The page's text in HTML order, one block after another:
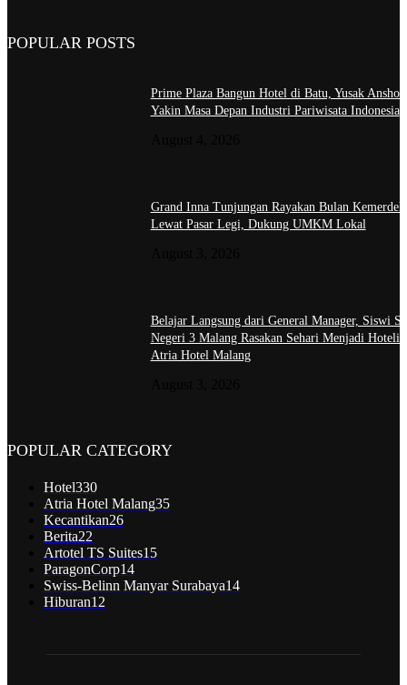
POPULAR POSTS
Prime Plaza Bangun Hotel di Batu, Yusak Anshori
Yakin Masa Depan Industri Pariwisata Indonesia
Grand Inna Tunjungan Rayakan Bulan
Lewat Pasar Legi, Dukung UMKM Lokal
Belajar Langsung dari General Manager, Siswi
Negeri 3 Malang Rasakan Sehari Menjadi
Atria Hotel Malang
POPULAR CATEGORY
Hotel330
Atria Hotel Malang35
Kecantikan26
Berita22
Artotel TS Suites15
ParagonCorp14
Swiss-Belinn Manyar Surabaya14
Hiburan12